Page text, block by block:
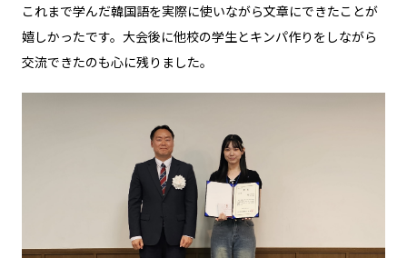
これまで学んだ韓国語を実際に使いながら文章にできたことが
嬉しかったです。大会後に他校の学生とキンパ作りをしながら
交流できたのも心に残りました。